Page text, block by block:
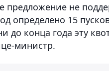
предложение не
определено 15
до конца года эту
министр.